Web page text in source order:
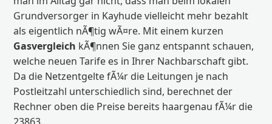
Grundversorger in Kayhude vielleicht mehr bezahlt
als eigentlich nÃ¶tig wÃ¤re. Mit einem kurzen
Gasvergleich kÃ¶nnen Sie ganz entspannt schauen,
welche neuen Tarife es in Ihrer Nachbarschaft gibt.
Da die Netzentgelte fÃ¼r die Leitungen je nach
Postleitzahl unterschiedlich sind, berechnet der
Rechner oben die Preise bereits haargenau fÃ¼r die